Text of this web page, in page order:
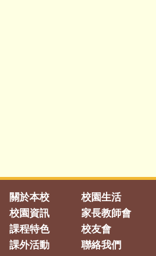
關於本校
校園資訊
課程特色
課外活動
校園生活
家長教師會
校友會
聯絡我們